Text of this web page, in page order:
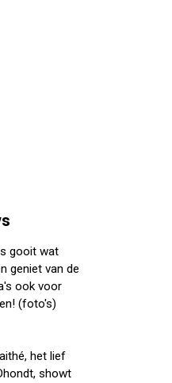
gooit wat
geniet van de
ook voor
(foto's)
het lief
showt